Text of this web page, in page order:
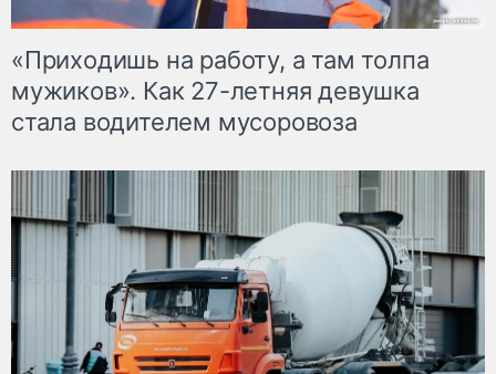
«Приходишь на работу, а там толпа
мужиков». Как 27-летняя девушка
стала водителем мусоровоза